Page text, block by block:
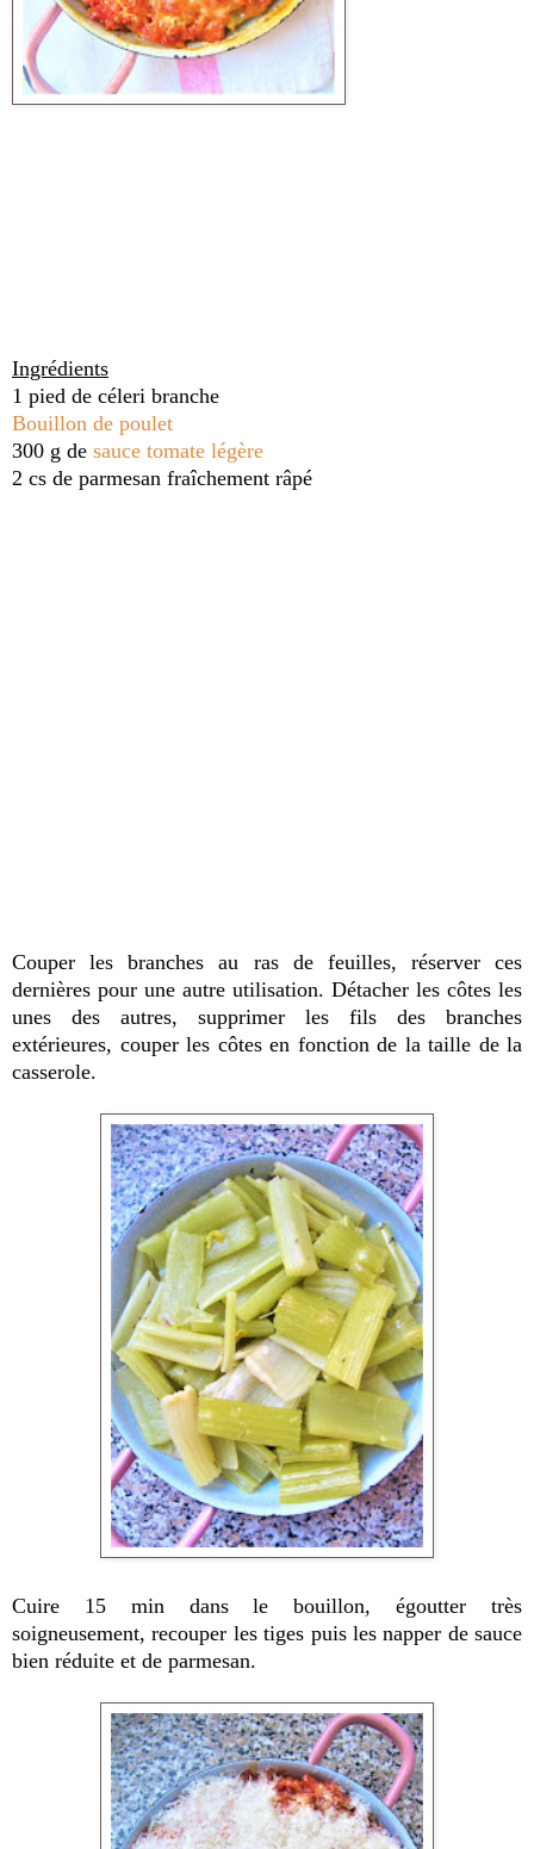
Ingrédients
1 pied de céleri branche
Bouillon de poulet
300 g de sauce tomate légère
2 cs de parmesan fraîchement râpé
Couper les branches au ras de feuilles, réserver ces
dernières pour une autre utilisation. Détacher les côtes les
unes des autres, supprimer les fils des branches
extérieures, couper les côtes en fonction de la taille de la
casserole.
Cuire 15 min dans le bouillon, égoutter très
soigneusement, recouper les tiges puis les napper de sauce
bien réduite et de parmesan.